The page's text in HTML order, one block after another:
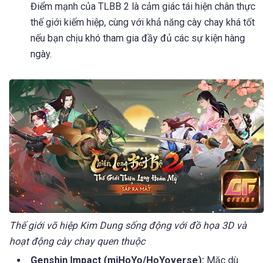
Điểm mạnh của TLBB 2 là cảm giác tái hiện chân thực
thế giới kiếm hiệp, cùng với khả năng cày chay khá tốt
nếu bạn chịu khó tham gia đầy đủ các sự kiện hàng
ngày.
Thế giới võ hiệp Kim Dung sống động với đồ họa 3D và
hoạt động cày chay quen thuộc
Genshin Impact (miHoYo/HoYoverse): Mặc dù